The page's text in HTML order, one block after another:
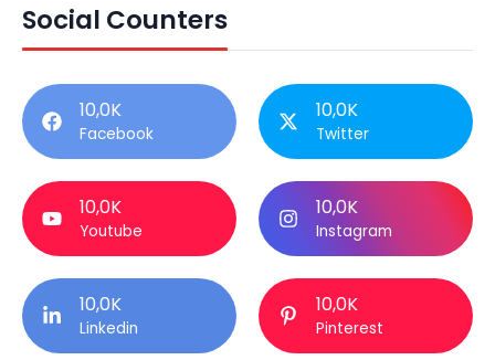
Social Counters
10,0K
Facebook
10,0K
Twitter
10,0K
Youtube
10,0K
Instagram
10,0K
Linkedin
10,0K
Pinterest